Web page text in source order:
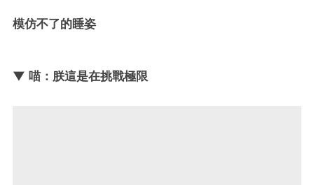
模仿不了的睡姿
▼ 喵：朕這是在挑戰極限